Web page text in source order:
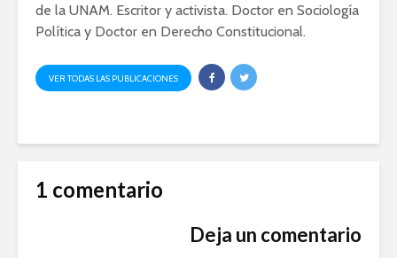
de la UNAM. Escritor y activista. Doctor en Sociología
Política y Doctor en Derecho Constitucional.
VER TODAS LAS PUBLICACIONES
1 comentario
Deja un comentario